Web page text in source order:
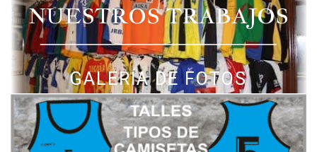
NUESTROS TRABAJOS
GALERÍA DE FOTOS